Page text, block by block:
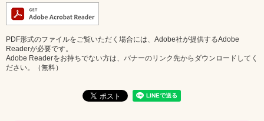
PDF形式のファイルをご覧いただく場合には、Adobe社が提供するAdobe
Readerが必要です。
Adobe Readerをお持ちでない方は、バナーのリンク先からダウンロードしてく
ださい。（無料）